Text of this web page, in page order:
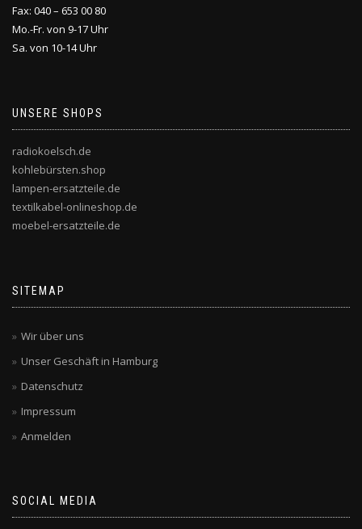
Fax: 040 – 653 00 80
Mo.-Fr. von 9-17 Uhr
Sa. von 10-14 Uhr
UNSERE SHOPS
radiokoelsch.de
kohlebürsten.shop
lampen-ersatzteile.de
textilkabel-onlineshop.de
moebel-ersatzteile.de
SITEMAP
Wir über uns
Unser Geschäft in Hamburg
Datenschutz
Impressum
Anmelden
SOCIAL MEDIA